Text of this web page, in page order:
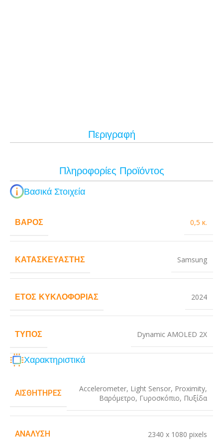
Περιγραφή
Πληροφορίες Προϊόντος
Βασικά Στοιχεία
ΒΆΡΟΣ 0,5 κ.
ΚΑΤΑΣΚΕΥΑΣΤΉΣ Samsung
ΈΤΟΣ ΚΥΚΛΟΦΟΡΊΑΣ 2024
ΤΎΠΟΣ Dynamic AMOLED 2X
Χαρακτηριστικά
ΑΙΣΘΗΤΉΡΕΣ Accelerometer, Light Sensor, Proximity,
Βαρόμετρο, Γυροσκόπιο, Πυξίδα
ΑΝΆΛΥΣΗ 2340 x 1080 pixels